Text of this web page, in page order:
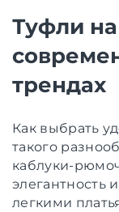
Туфли
трендах
Как выбрать
такого
каблуки-
элегантность
легкими